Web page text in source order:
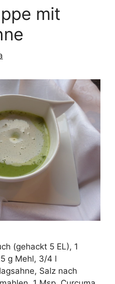
mit
(gehackt 5 EL), 1
g Mehl, 3/4 l
Salz nach